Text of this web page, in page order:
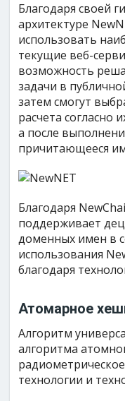
Благодаря своей
архитектуре
использовать
текущие веб-
возможность
задачи в
затем смогут
расчета согласно
а после
причитающееся
Благодаря
поддерживает
доменных имен в
использования
благодаря
Атомарное
Алгоритм
алгоритма
технологии и